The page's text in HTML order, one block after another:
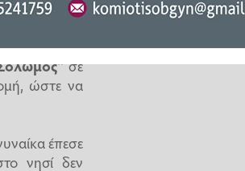
σε
ώστε να
έπεσε
νησί δεν